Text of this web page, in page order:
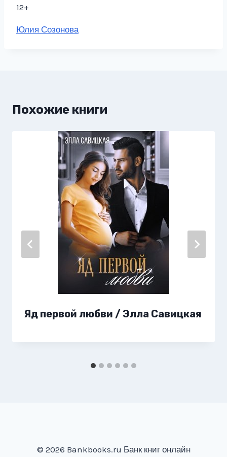
12+
Метки
Юлия Созонова
Похожие книги
Яд первой любви / Элла Савицкая
© 2026 Bankbooks.ru Банк книг онлайн